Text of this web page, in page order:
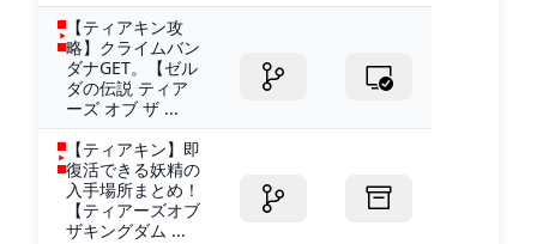
【ティアキン攻
略】クライムバン
ダナGET。【ゼル
ダの伝説 ティア
ーズ オブ ザ ...
【ティアキン】即
復活できる妖精の
入手場所まとめ！
【ティアーズオブ
ザキングダム ...